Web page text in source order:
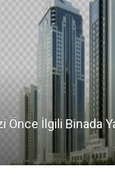
Önce İlgili Binada